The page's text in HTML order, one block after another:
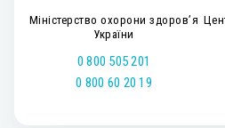
Міністерство охорони здоров’я
України
0 800 505 201
0 800 60 20 19